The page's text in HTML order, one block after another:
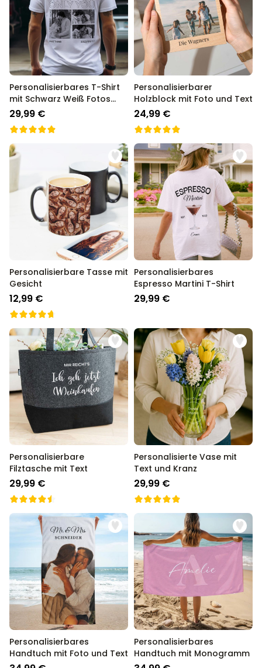
Personalisierbares T-Shirt
mit Schwarz Weiß Fotos
und Text
29,99 €
Personalisierbarer
Holzblock mit Foto und Text
24,99 €
Personalisierbare Tasse mit
Gesicht
12,99 €
Personalisierbares
Espresso Martini T-Shirt
29,99 €
Personalisierbare
Filztasche mit Text
29,99 €
Personalisierte Vase mit
Text und Kranz
29,99 €
Personalisierbares
Handtuch mit Foto und Text
Personalisierbares
Handtuch mit Monogramm